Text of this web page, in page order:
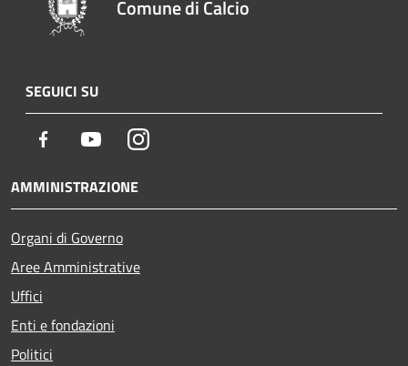
Comune di Calcio
SEGUICI SU
Facebook YoutubeInstagram
AMMINISTRAZIONE
Organi di Governo
Aree Amministrative
Uffici
Enti e fondazioni
Politici